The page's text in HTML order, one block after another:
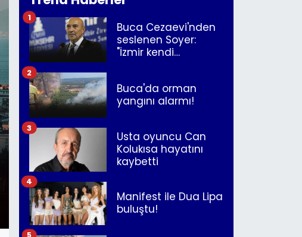
Buca Cezaevi'nden
seslenen Soyer:
"İzmir kendi
1
Buca'da orman
yangını alarmı!
2
Usta oyuncu Can
Kolukısa hayatını
kaybetti
3
Manifest ile Dua Lipa
buluştu!
4
5